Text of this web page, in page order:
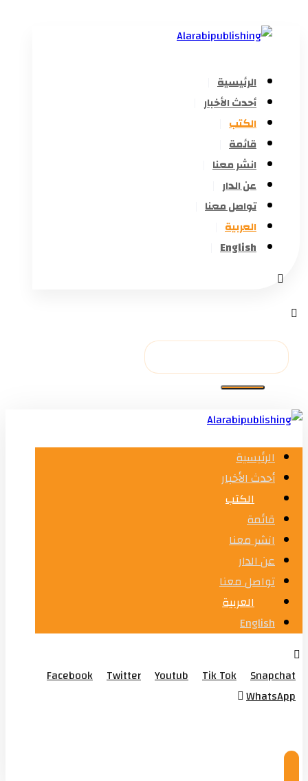
الرئيسية
أحدث الأخبار
الكتب
قائمة
انشر معنا
عن الدار
تواصل معنا
العربية
English
الرئيسية
أحدث الأخبار
الكتب
قائمة
انشر معنا
عن الدار
تواصل معنا
العربية
English
Facebook Twitter Youtub Tik Tok
Snapchat
WhatsApp